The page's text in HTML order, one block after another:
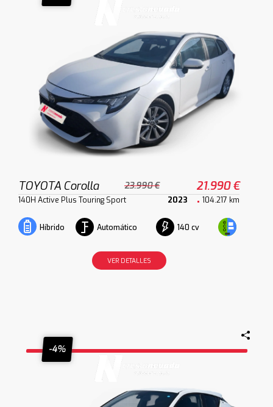
TOYOTA Corolla 23.990 € 21.990 €
140H Active Plus Touring Sport 2023 104.217 km
Híbrido Automático 140 cv
VER DETALLES
-4%